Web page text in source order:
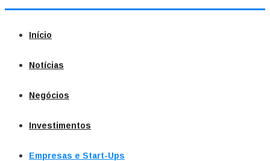
Início
Notícias
Negócios
Investimentos
Empresas e Start-Ups